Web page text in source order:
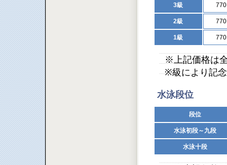
3級
2級
1級
※上記価格は
※級により記
水泳段位
段位
水泳初段～九段
水泳十段